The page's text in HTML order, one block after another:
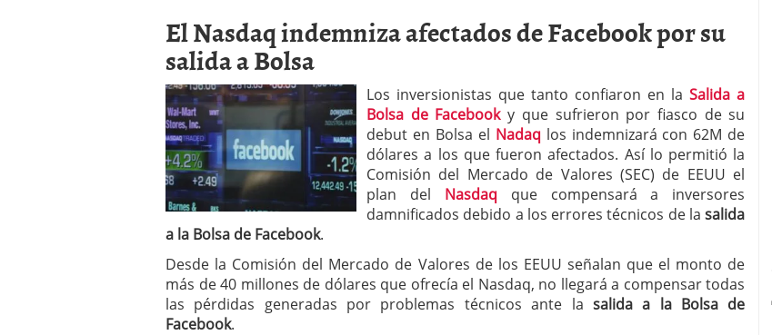
suelen
llegar
tarde 16
de abril
de 2026
Comparativa Costes vs Agilidad: ¿Por qué el Préstamo Promotor privado
acelera la rentabilidad? 12 de diciembre de 2025
Meses sin intereses: Cómo aprovechar esta opción para gestionar tus
compras 24 de noviembre de 2025
Planificar tu herencia también es una decisión financiera: cómo anticiparte
a los costes 21 de noviembre de 2025
¿Cuánto cuesta un software punto de venta?
El Nasdaq indemniza afectados de Facebook por su
salida a Bolsa
Los inversionistas que tanto confiaron en laSalida a
Bolsa de Facebooky que sufrieron por fiasco de su
debut en Bolsa el Nadaq los indemnizará con 62M de
dólares a los que fueron afectados. Así lo permitió la
Comisión del Mercado de Valores (SEC) de EEUU el
plan del Nasdaq que compensará a inversores
damnificados debido a los errores técnicos de lasalida
a la Bolsa de Facebook.
Desde la Comisión del Mercado de Valores de los EEUU señalan que el monto de
más de 40 millones de dólares que ofrecía el Nasdaq, no llegará a compensar todas
las pérdidas generadas por problemas técnicos ante la salida a la Bolsa de
Facebook.